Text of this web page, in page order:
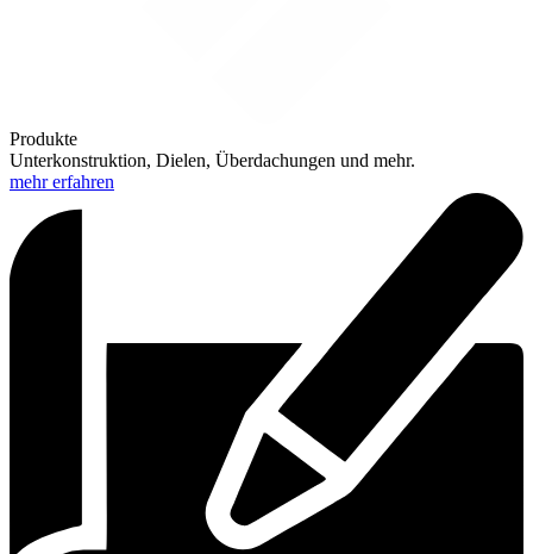
Produkte
Unterkonstruktion, Dielen, Überdachungen und mehr.
mehr erfahren